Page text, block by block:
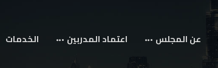
عن المجلس اعتماد المدربين الخدمات